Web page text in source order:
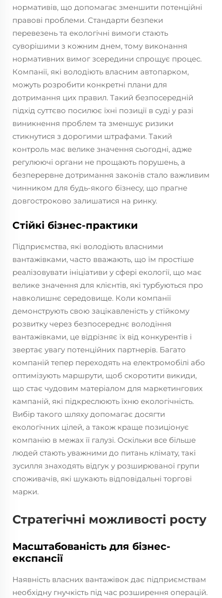
нормативів, що допомагає зменшити потенційні
правові проблеми. Стандарти безпеки
перевезень та екологічні вимоги стають
суворішими з кожним днем, тому виконання
нормативних вимог зсередини спрощує процес.
Компанії, які володіють власним автопарком,
можуть розробити конкретні плани для
дотримання цих правил. Такий безпосередній
підхід суттєво посилює їхні позиції в суді у разі
виникнення проблем та зменшує ризики
стикнутися з дорогими штрафами. Такий
контроль має велике значення сьогодні, адже
регулюючі органи не прощають порушень, а
безперервне дотримання законів стало важливим
чинником для будь-якого бізнесу, що прагне
довгостроково залишатися на ринку.
Стійкі бізнес-практики
Підприємства, які володіють власними
вантажівками, часто вважають, що їм простіше
реалізовувати ініціативи у сфері екології, що має
велике значення для клієнтів, які турбуються про
навколишнє середовище. Коли компанії
демонструють свою зацікавленість у стійкому
розвитку через безпосереднє володіння
вантажівками, це відрізняє їх від конкурентів і
звертає увагу потенційних партнерів. Багато
компаній тепер переходять на електромобілі або
оптимізують маршрути, щоб скоротити викиди,
що стає чудовим матеріалом для маркетингових
кампаній, які підкреслюють їхню екологічність.
Вибір такого шляху допомагає досягти
екологічних цілей, а також краще позиціонує
компанію в межах її галузі. Оскільки все більше
людей стають уважними до питань клімату, такі
зусилля знаходять відгук у розширюваної групи
споживачів, які шукають відповідальні торгові
марки.
Стратегічні можливості росту
Масштабованість для бізнес-
експансії
Наявність власних вантажівок дає підприємствам
необхідну гнучкість під час розширення операцій.